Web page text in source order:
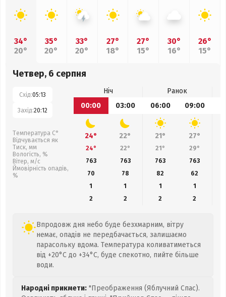
34°
20°
35°
20°
33°
20°
27°
18°
27°
15°
30°
16°
26°
15°
Четвер, 6 серпня
Схід:05:13
Захід:20:12
Температура С°
Відчувається як
Тиск, мм
Вологість, %
Вітер, м/с
Ймовірність опадів,
%
Ніч
Ранок
00:00
03:00 06:00 09:00
24° 22° 21° 27°
24° 22° 21° 29°
763
763 763 763
70
78 82 62
1
1 1
1
2
2 2 2
Впродовж дня небо буде безхмарним, вітру
немає, опадів не передбачається, залишаємо
парасольку вдома. Температура коливатиметься
від +20°C до +34°C, буде спекотно, пийте більше
води.
Народні прикмети: "Преображення (Яблучний Спас).